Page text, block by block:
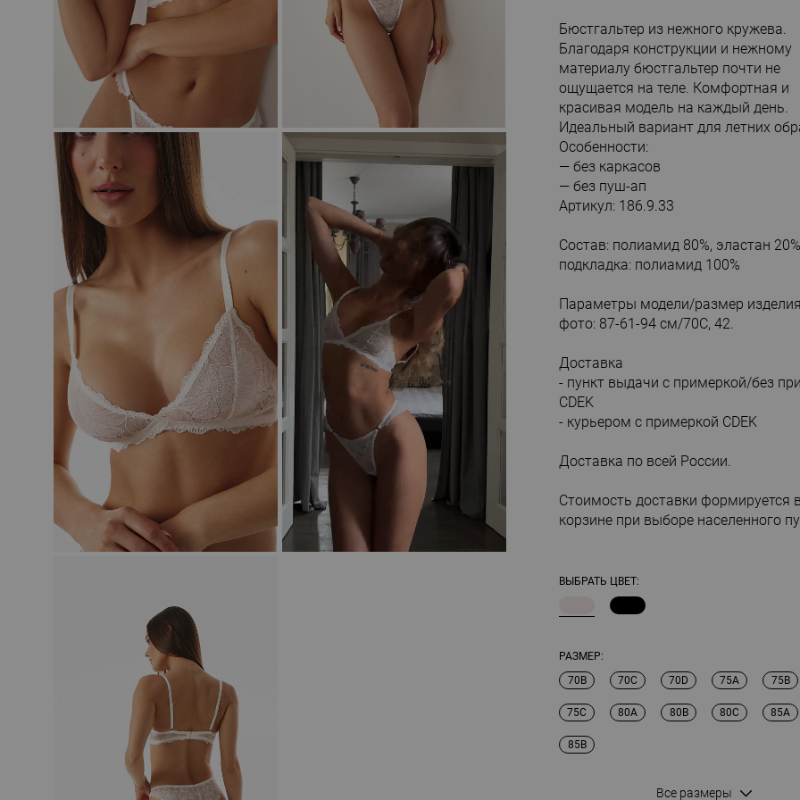
Бюстгальтер из нежного кружева.
Благодаря конструкции и нежному
материалу бюстгальтер почти не
ощущается на теле. Комфортная и
красивая модель на каждый день.
Идеальный вариант для летних
Особенности:
— без каркасов
— без пуш-ап
Артикул: 186.9.33
Состав: полиамид 80%, эластан
подкладка: полиамид 100%
Параметры модели/размер
фото: 87-61-94 см/70С, 42.
Доставка
- пункт выдачи с примеркой/без
CDEK
- курьером с примеркой CDEK
Доставка по всей России.
Стоимость доставки формируется в
корзине при выборе населенного
ВЫБРАТЬ ЦВЕТ:
РАЗМЕР:
70B
70C 70D 75A 75B
75C 80A 80B 80C 85A
85B
Все размеры